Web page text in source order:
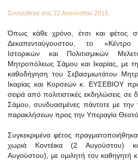
Συντάχθηκε στις 22 Αυγούστου 2016.
Όπως κάθε χρόνο, έτσι και φέτος
Δεκαπενταύγουστου, το «Κέντρο
Ιστορικών και Πολιτισμικών
Μητροπόλεως Σάμου και Ικαρίας, με
καθοδήγηση του Σεβασμιωτάτου
Ικαρίας και Κορσεών κ. ΕΥΣΕΒΙΟΥ
σειρά από πολιτιστικές εκδηλώσεις σε
Σάμου, συνδυασμένες πάντοτε με την
παρακλήσεων προς την Υπεραγία
Συγκεκριμένα φέτος
χωριά Κοντέικα (2 Αυγούστου)
Αυγούστου), με ομιλητή τον καθηγητή